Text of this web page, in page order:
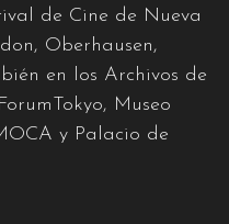
de Cine de Nueva
Oberhausen,
en los Archivos de
Museo
y Palacio de